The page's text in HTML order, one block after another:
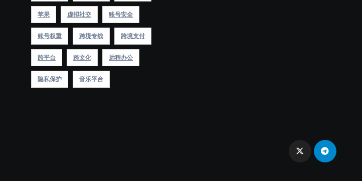
苹果 虚拟社交 账号安全
账号权重 跨境专线 跨境支付
跨平台 跨文化 远程办公
隐私保护 音乐平台